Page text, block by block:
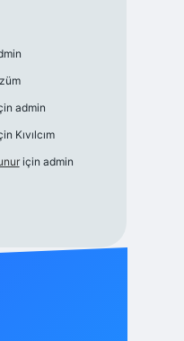
admin
Kıvılcım
için admin